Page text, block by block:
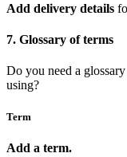
Add delivery details
7. Glossary of terms
Do you need a
using?
Term
Add a term.